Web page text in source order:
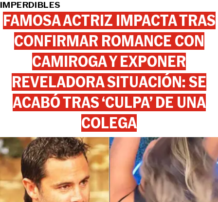
IMPERDIBLES
FAMOSA ACTRIZ IMPACTA TRAS
CONFIRMAR ROMANCE CON
CAMIROGA Y EXPONER
REVELADORA SITUACIÓN: SE
ACABÓ TRAS ‘CULPA’ DE UNA
COLEGA